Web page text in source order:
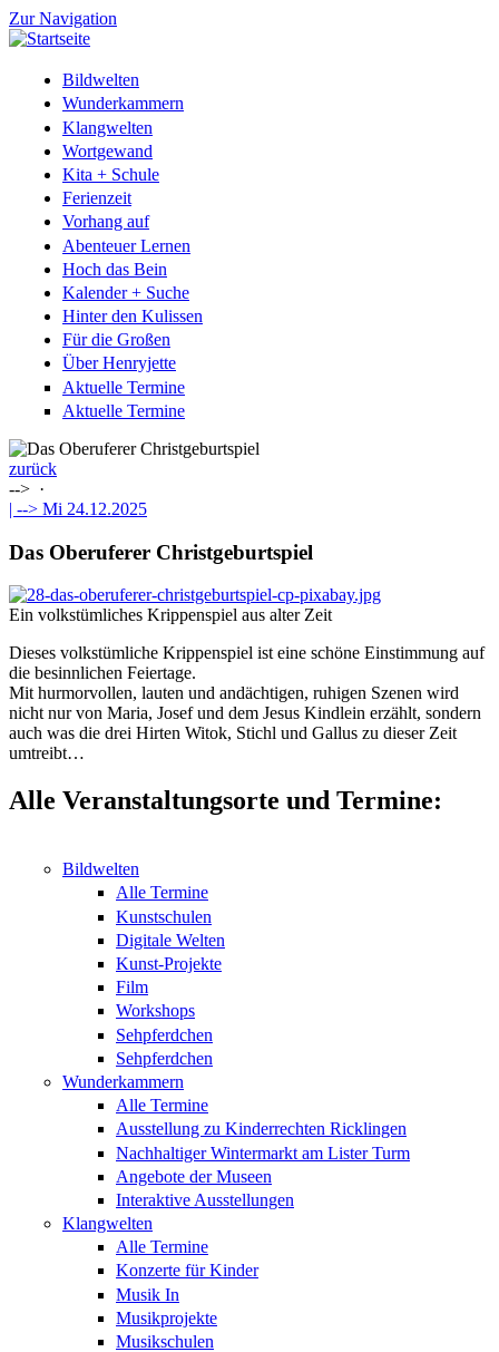
Zur Navigation
Bildwelten
Wunderkammern
Klangwelten
Wortgewand
Kita + Schule
Ferienzeit
Vorhang auf
Abenteuer Lernen
Hoch das Bein
Kalender + Suche
Hinter den Kulissen
Für die Großen
Über Henryjette
Aktuelle Termine
Aktuelle Termine
zurück
--> ·
| --> Mi 24.12.2025
Das Oberuferer Christgeburtspiel
Ein volkstümliches Krippenspiel aus alter Zeit
Dieses volkstümliche Krippenspiel ist eine schöne Einstimmung auf
die besinnlichen Feiertage.
Mit hurmorvollen, lauten und andächtigen, ruhigen Szenen wird
nicht nur von Maria, Josef und dem Jesus Kindlein erzählt, sondern
auch was die drei Hirten Witok, Stichl und Gallus zu dieser Zeit
umtreibt…
Alle Veranstaltungsorte und Termine:
Bildwelten
Alle Termine
Kunstschulen
Digitale Welten
Kunst-Projekte
Film
Workshops
Sehpferdchen
Sehpferdchen
Wunderkammern
Alle Termine
Ausstellung zu Kinderrechten Ricklingen
Nachhaltiger Wintermarkt am Lister Turm
Angebote der Museen
Interaktive Ausstellungen
Klangwelten
Alle Termine
Konzerte für Kinder
Musik In
Musikprojekte
Musikschulen